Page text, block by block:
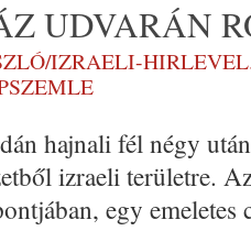
UDVARÁN
IZRAELI-
hajnali fél négy
izraeli területre.
egy